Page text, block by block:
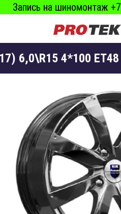
Запись на шиномонтаж
6,0\R15 4*100 ET48